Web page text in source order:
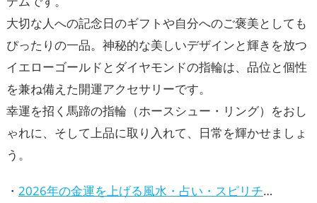
大切な人への記念日のギフトや自分へのご褒美としても
ぴったりの一品。神秘的な美しいデザインと輝きを放つ
イエローゴールドとダイヤモンドの指輪は、品位と個性
を兼ね備えた開運アクセサリーです。
幸運を招く馬蹄の指輪（ホースシュー・リング）をおし
ゃれに、そして上品に取り入れて、日常を輝かせましょ
う。
・ 2026年の金運を上げる風水・占い・スピリチュアルな方法